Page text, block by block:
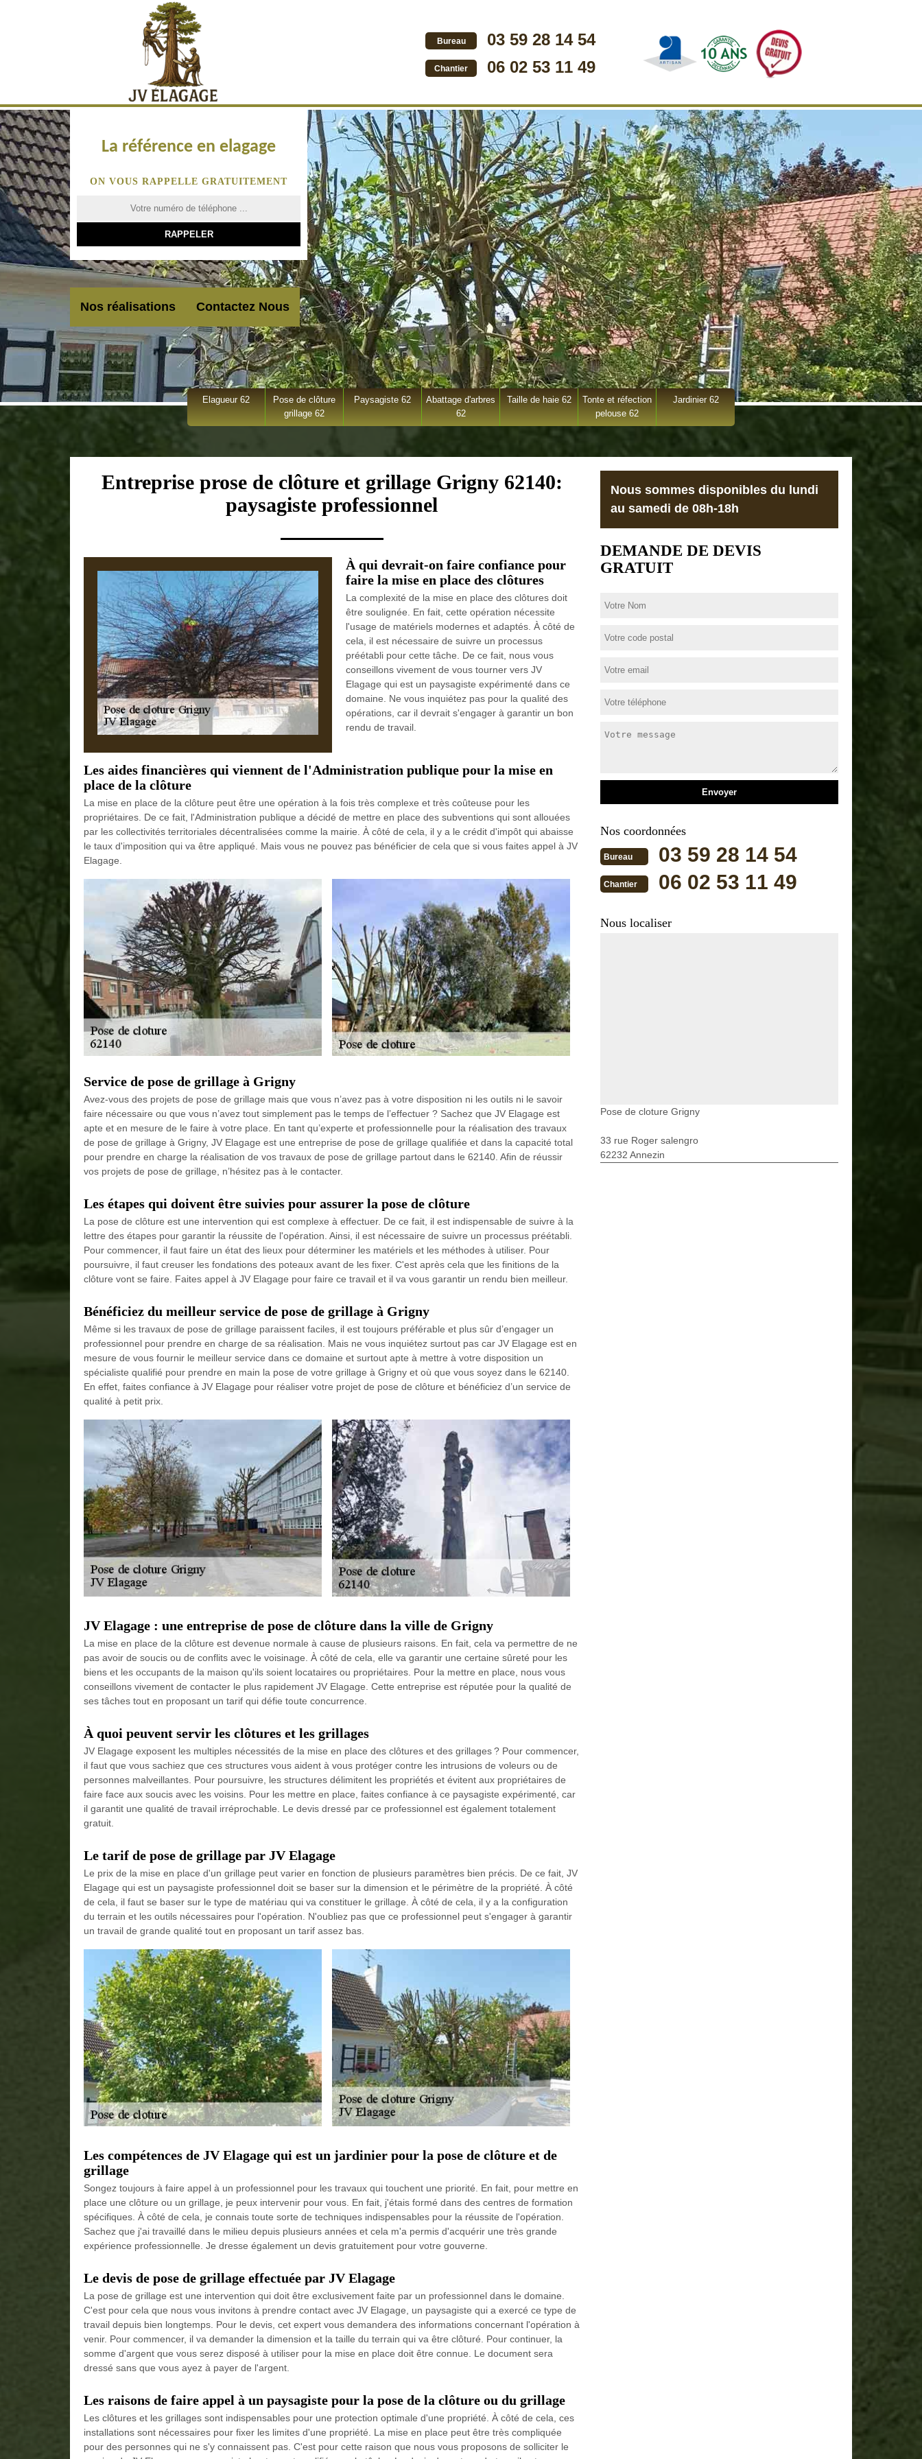
Bureau 03 59 28 14 54
Chantier 06 02 53 11 49
La référence en elagage
ON VOUS RAPPELLE GRATUITEMENT
Nos réalisations Contactez Nous
Elagueur 62
Pose de clôture
grillage 62
Paysagiste 62
Abattage d'arbres
62
Taille de haie 62
Tonte et réfection
pelouse 62
Jardinier 62
Entreprise prose de clôture et grillage Grigny 62140:
paysagiste professionnel
À qui devrait-on faire confiance pour
faire la mise en place des clôtures
La complexité de la mise en place des clôtures doit
être soulignée. En fait, cette opération nécessite
l'usage de matériels modernes et adaptés. À côté de
cela, il est nécessaire de suivre un processus
préétabli pour cette tâche. De ce fait, nous vous
conseillons vivement de vous tourner vers JV
Elagage qui est un paysagiste expérimenté dans ce
domaine. Ne vous inquiétez pas pour la qualité des
opérations, car il devrait s'engager à garantir un bon
rendu de travail.
Les aides financières qui viennent de l'Administration publique pour la mise en
place de la clôture
La mise en place de la clôture peut être une opération à la fois très complexe et très coûteuse pour les
propriétaires. De ce fait, l'Administration publique a décidé de mettre en place des subventions qui sont allouées
par les collectivités territoriales décentralisées comme la mairie. À côté de cela, il y a le crédit d'impôt qui abaisse
le taux d'imposition qui va être appliqué. Mais vous ne pouvez pas bénéficier de cela que si vous faites appel à JV
Elagage.
Service de pose de grillage à Grigny
Avez-vous des projets de pose de grillage mais que vous n’avez pas à votre disposition ni les outils ni le savoir
faire nécessaire ou que vous n’avez tout simplement pas le temps de l’effectuer ? Sachez que JV Elagage est
apte et en mesure de le faire à votre place. En tant qu’experte et professionnelle pour la réalisation des travaux
de pose de grillage à Grigny, JV Elagage est une entreprise de pose de grillage qualifiée et dans la capacité total
pour prendre en charge la réalisation de vos travaux de pose de grillage partout dans le 62140. Afin de réussir
vos projets de pose de grillage, n’hésitez pas à le contacter.
Les étapes qui doivent être suivies pour assurer la pose de clôture
La pose de clôture est une intervention qui est complexe à effectuer. De ce fait, il est indispensable de suivre à la
lettre des étapes pour garantir la réussite de l'opération. Ainsi, il est nécessaire de suivre un processus préétabli.
Pour commencer, il faut faire un état des lieux pour déterminer les matériels et les méthodes à utiliser. Pour
poursuivre, il faut creuser les fondations des poteaux avant de les fixer. C'est après cela que les finitions de la
clôture vont se faire. Faites appel à JV Elagage pour faire ce travail et il va vous garantir un rendu bien meilleur.
Bénéficiez du meilleur service de pose de grillage à Grigny
Même si les travaux de pose de grillage paraissent faciles, il est toujours préférable et plus sûr d’engager un
professionnel pour prendre en charge de sa réalisation. Mais ne vous inquiétez surtout pas car JV Elagage est en
mesure de vous fournir le meilleur service dans ce domaine et surtout apte à mettre à votre disposition un
spécialiste qualifié pour prendre en main la pose de votre grillage à Grigny et où que vous soyez dans le 62140.
En effet, faites confiance à JV Elagage pour réaliser votre projet de pose de clôture et bénéficiez d’un service de
qualité à petit prix.
JV Elagage : une entreprise de pose de clôture dans la ville de Grigny
La mise en place de la clôture est devenue normale à cause de plusieurs raisons. En fait, cela va permettre de ne
pas avoir de soucis ou de conflits avec le voisinage. À côté de cela, elle va garantir une certaine sûreté pour les
biens et les occupants de la maison qu'ils soient locataires ou propriétaires. Pour la mettre en place, nous vous
conseillons vivement de contacter le plus rapidement JV Elagage. Cette entreprise est réputée pour la qualité de
ses tâches tout en proposant un tarif qui défie toute concurrence.
À quoi peuvent servir les clôtures et les grillages
JV Elagage exposent les multiples nécessités de la mise en place des clôtures et des grillages ? Pour commencer,
il faut que vous sachiez que ces structures vous aident à vous protéger contre les intrusions de voleurs ou de
personnes malveillantes. Pour poursuivre, les structures délimitent les propriétés et évitent aux propriétaires de
faire face aux soucis avec les voisins. Pour les mettre en place, faites confiance à ce paysagiste expérimenté, car
il garantit une qualité de travail irréprochable. Le devis dressé par ce professionnel est également totalement
gratuit.
Le tarif de pose de grillage par JV Elagage
Le prix de la mise en place d'un grillage peut varier en fonction de plusieurs paramètres bien précis. De ce fait, JV
Elagage qui est un paysagiste professionnel doit se baser sur la dimension et le périmètre de la propriété. À côté
de cela, il faut se baser sur le type de matériau qui va constituer le grillage. À côté de cela, il y a la configuration
du terrain et les outils nécessaires pour l'opération. N'oubliez pas que ce professionnel peut s'engager à garantir
un travail de grande qualité tout en proposant un tarif assez bas.
Les compétences de JV Elagage qui est un jardinier pour la pose de clôture et de
grillage
Songez toujours à faire appel à un professionnel pour les travaux qui touchent une priorité. En fait, pour mettre en
place une clôture ou un grillage, je peux intervenir pour vous. En fait, j'étais formé dans des centres de formation
spécifiques. À côté de cela, je connais toute sorte de techniques indispensables pour la réussite de l'opération.
Sachez que j'ai travaillé dans le milieu depuis plusieurs années et cela m'a permis d'acquérir une très grande
expérience professionnelle. Je dresse également un devis gratuitement pour votre gouverne.
Le devis de pose de grillage effectuée par JV Elagage
La pose de grillage est une intervention qui doit être exclusivement faite par un professionnel dans le domaine.
C'est pour cela que nous vous invitons à prendre contact avec JV Elagage, un paysagiste qui a exercé ce type de
travail depuis bien longtemps. Pour le devis, cet expert vous demandera des informations concernant l'opération à
venir. Pour commencer, il va demander la dimension et la taille du terrain qui va être clôturé. Pour continuer, la
somme d'argent que vous serez disposé à utiliser pour la mise en place doit être connue. Le document sera
dressé sans que vous ayez à payer de l'argent.
Les raisons de faire appel à un paysagiste pour la pose de la clôture ou du grillage
Les clôtures et les grillages sont indispensables pour une protection optimale d'une propriété. À côté de cela, ces
installations sont nécessaires pour fixer les limites d'une propriété. La mise en place peut être très compliquée
pour des personnes qui ne s'y connaissent pas. C'est pour cette raison que nous vous proposons de solliciter le
Nous sommes disponibles du lundi
au samedi de 08h-18h
DEMANDE DE DEVIS
GRATUIT
Nos coordonnées
Bureau 03 59 28 14 54
Chantier 06 02 53 11 49
Nous localiser
Pose de cloture Grigny
33 rue Roger salengro
62232 Annezin